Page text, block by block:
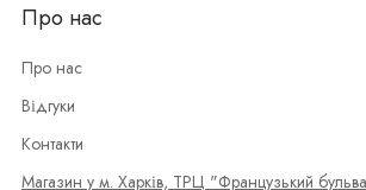
Про нас
Про нас
Відгуки
Контакти
Магазин у м. Харків, ТРЦ "Французький